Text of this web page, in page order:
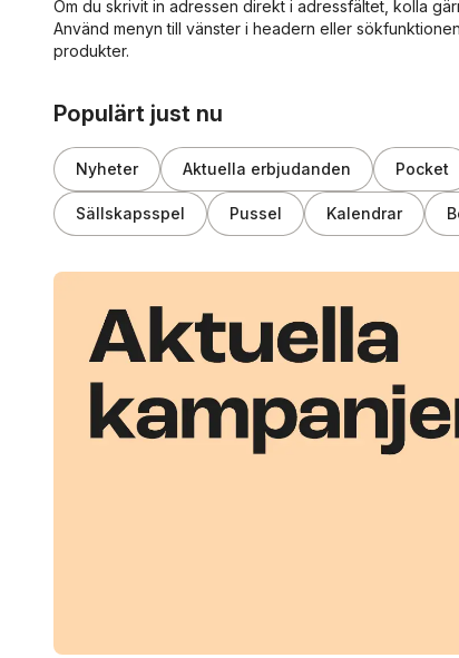
Om du skrivit in adressen direkt i adressfältet, kolla
Använd menyn till vänster i headern eller
produkter.
Populärt just nu
Nyheter Aktuella erbjudanden Pocket
Sällskapsspel Pussel Kalendrar